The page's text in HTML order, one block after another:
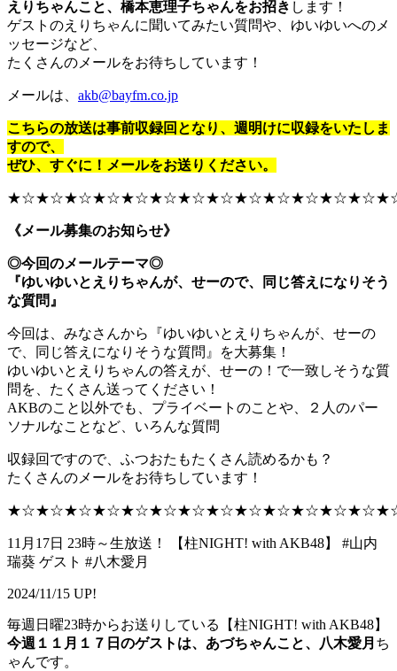
えりちゃんこと、橋本恵理子ちゃんをお招き します！
ゲストのえりちゃんに聞いてみたい質問や、ゆいゆいへのメ
ッセージなど、
たくさんのメールをお待ちしています！
メールは、 akb@bayfm.co.jp
こちらの放送は事前収録回となり、週明けに収録をいたしま
すので、
ぜひ、すぐに！メールをお送りください。
《メール募集のお知らせ》
◎今回のメールテーマ◎
『ゆいゆいとえりちゃんが、せーので、同じ答えになりそう
な質問』
今回は、みなさんから『ゆいゆいとえりちゃんが、せーの
で、同じ答えになりそうな質問』を大募集！
ゆいゆいとえりちゃんの答えが、せーの！で一致しそうな質
問を、たくさん送ってください！
AKBのこと以外でも、プライベートのことや、２人のパー
ソナルなことなど、いろんな質問
収録回ですので、ふつおたもたくさん読めるかも？
たくさんのメールをお待ちしています！
11月17日 23時～生放送！ 【柱NIGHT! with AKB48】 #山内
瑞葵 ゲスト #八木愛月
2024/11/15 UP!
毎週日曜23時からお送りしている【柱NIGHT! with AKB48】
今週１１月１７日のゲストは、あづちゃんこと、八木愛月 ち
ゃんです。